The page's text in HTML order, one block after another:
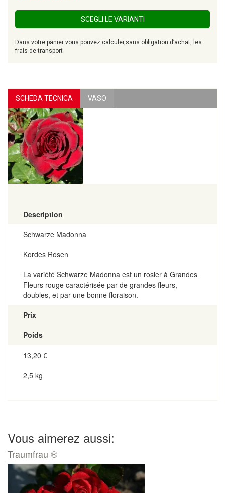
SCEGLI LE VARIANTI
Dans votre panier vous pouvez calculer,sans obligation d’achat, les
frais de transport
SCHEDA TECNICA VASO
Description
Schwarze Madonna
Kordes Rosen
La variété Schwarze Madonna est un rosier à Grandes
Fleurs rouge caractérisée par de grandes fleurs,
doubles, et par une bonne floraison.
Prix
Poids
13,20 €
2,5 kg
Vous aimerez aussi:
Traumfrau ®